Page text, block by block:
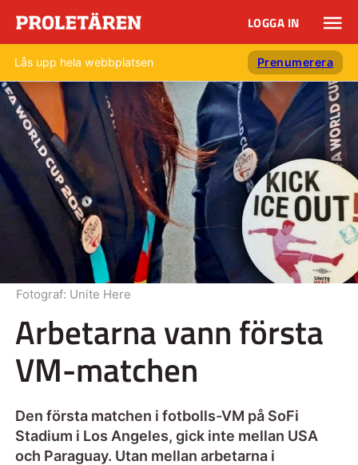
LOGGA IN
Lås upp hela webbplatsen Prenumerera
Arbetarna vann första
VM-matchen
Den första matchen i fotbolls-VM på SoFi
Stadium i Los Angeles, gick inte mellan USA
och Paraguay. Utan mellan arbetarna i
Fotograf: Unite Here